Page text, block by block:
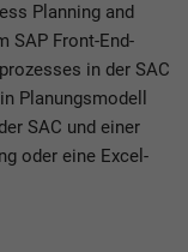
Planning and
SAP Front-End-
in der SAC
Planungsmodell
SAC und einer
oder eine Excel-